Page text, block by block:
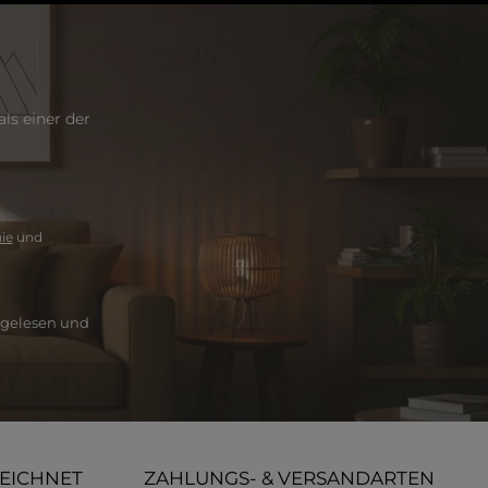
einer der
und
gelesen und
ZAHLUNGS- & VERSANDARTEN